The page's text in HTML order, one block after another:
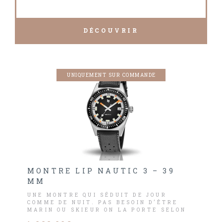
DÉCOUVRIR
UNIQUEMENT SUR COMMANDE
MONTRE LIP NAUTIC 3 – 39
MM
UNE MONTRE QUI SÉDUIT DE JOUR
COMME DE NUIT. PAS BESOIN D’ÊTRE
MARIN OU SKIEUR ON LA PORTE SELON